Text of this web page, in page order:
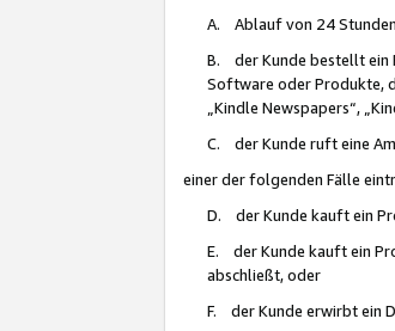
A. Ablauf von 24
B. der Kunde bestellt ein
Software oder Produkte,
„Kindle Newspapers“,
C. der Kunde ruft eine
einer der folgenden Fälle
D. der Kunde kauft ein
E. der Kunde kauft ein
abschließt, oder
F. der Kunde erwirbt ein